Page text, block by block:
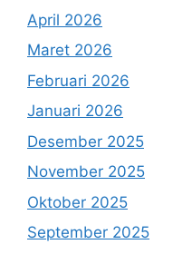
April 2026
Maret 2026
Februari 2026
Januari 2026
Desember 2025
November 2025
Oktober 2025
September 2025